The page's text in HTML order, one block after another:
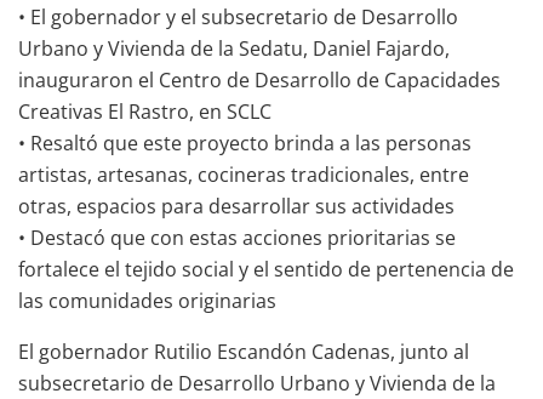
• El gobernador y el subsecretario de Desarrollo
Urbano y Vivienda de la Sedatu, Daniel Fajardo,
inauguraron el Centro de Desarrollo de Capacidades
Creativas El Rastro, en SCLC
• Resaltó que este proyecto brinda a las personas
artistas, artesanas, cocineras tradicionales, entre
otras, espacios para desarrollar sus actividades
• Destacó que con estas acciones prioritarias se
fortalece el tejido social y el sentido de pertenencia de
las comunidades originarias
El gobernador Rutilio Escandón Cadenas, junto al
subsecretario de Desarrollo Urbano y Vivienda de la